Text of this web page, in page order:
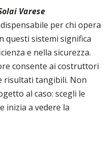
Varese
per chi opera
questi sistemi significa
e nella sicurezza.
consente ai costruttori
risultati tangibili. Non
al caso: scegli le
e inizia a vedere la